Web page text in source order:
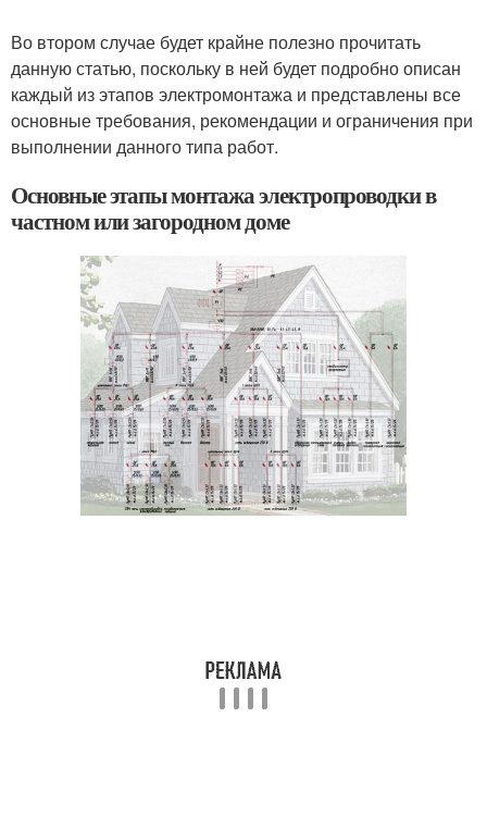
Во втором случае будет крайне полезно прочитать
данную статью, поскольку в ней будет подробно описан
каждый из этапов электромонтажа и представлены все
основные требования, рекомендации и ограничения при
выполнении данного типа работ.
Основные этапы монтажа электропроводки в
частном или загородном доме